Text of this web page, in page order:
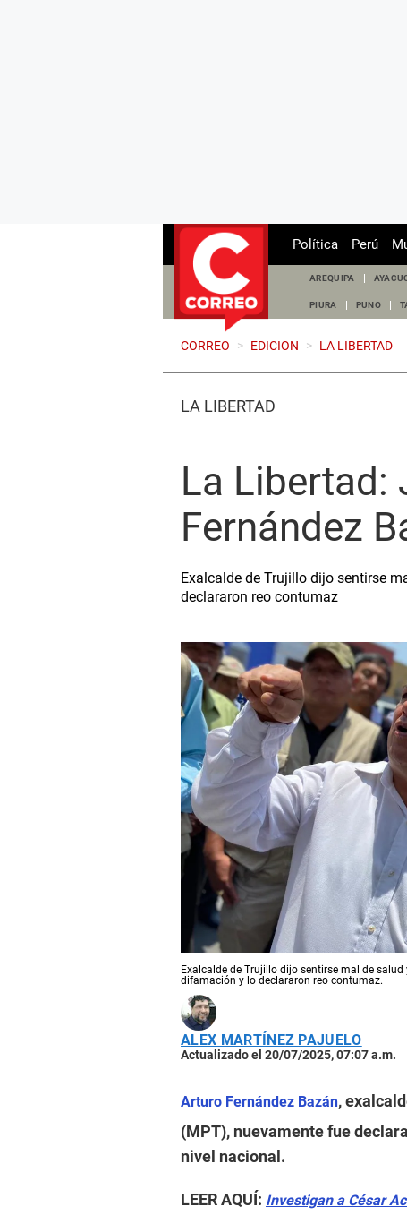
Política Perú
AREQUIPA
PIURA PUNO
CORREO > EDICION > LA LIBERTAD
LA LIBERTAD
La Libertad:
Fernández
Exalcalde de Trujillo dijo sentirse
declararon reo contumaz
Exalcalde de Trujillo dijo sentirse mal de
difamación y lo declararon reo contumaz.
ALEX MARTÍNEZ PAJUELO
Actualizado el 20/07/2025, 07:07 a.m.
Arturo Fernández Bazán,
(MPT), nuevamente fue
nivel nacional.
LEER AQUÍ: Investigan a César